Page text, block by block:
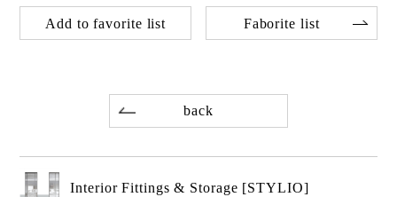
Add to favorite list Faborite list
back
Interior Fittings & Storage [STYLIO]